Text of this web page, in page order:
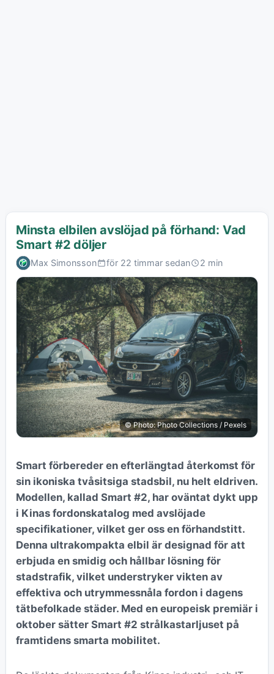
Minsta elbilen avslöjad på förhand: Vad
Smart #2 döljer
Max Simonsson för 22 timmar sedan 2 min
© Photo: Photo Collections / Pexels
Smart förbereder en efterlängtad återkomst för
sin ikoniska tvåsitsiga stadsbil, nu helt eldriven.
Modellen, kallad Smart #2, har oväntat dykt upp
i Kinas fordonskatalog med avslöjade
specifikationer, vilket ger oss en förhandstitt.
Denna ultrakompakta elbil är designad för att
erbjuda en smidig och hållbar lösning för
stadstrafik, vilket understryker vikten av
effektiva och utrymmessnåla fordon i dagens
tätbefolkade städer. Med en europeisk premiär i
oktober sätter Smart #2 strålkastarljuset på
framtidens smarta mobilitet.